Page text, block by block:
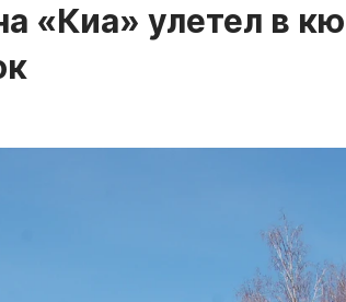
«Киа» улетел в